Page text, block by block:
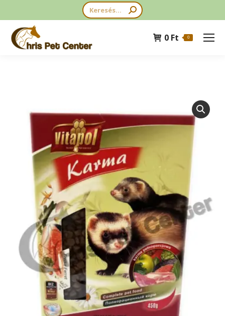
Search:
0 Ft 0